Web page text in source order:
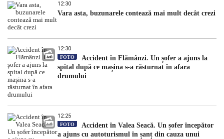
12:30
Vara asta, buzunarele contează mai mult decât crezi
12:30
FOTO
Accident în Flămânzi. Un șofer a ajuns la
spital după ce mașina s-a răsturnat în afara
drumului
12:25
FOTO
Accident în Valea Seacă. Un șofer începător
a ajuns cu autoturismul în șanț din cauza unui